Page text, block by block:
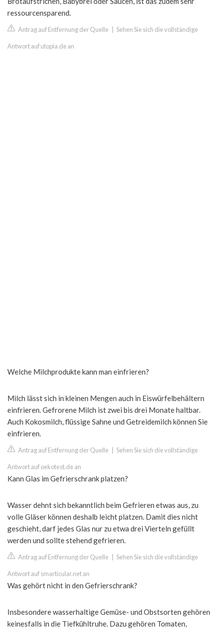
ressourcensparend.
Antrag auf Entfernung der Quelle Sehen Sie sich die vollständige
Antwort auf utopia.de an
Welche Milchprodukte kann man einfrieren?
Milch lässt sich in kleinen Mengen auch in Eiswürfelbehältern
einfrieren. Gefrorene Milch ist zwei bis drei Monate haltbar.
Auch Kokosmilch, flüssige Sahne und Getreidemilch können Sie
einfrieren.
Antrag auf Entfernung der Quelle Sehen Sie sich die vollständige
Antwort auf oekotest.de an
Kann Glas im Gefrierschrank platzen?
Wasser dehnt sich bekanntlich beim Gefrieren etwas aus, zu
volle Gläser können deshalb leicht platzen. Damit dies nicht
geschieht, darf jedes Glas nur zu etwa drei Vierteln gefüllt
werden und sollte stehend gefrieren.
Antrag auf Entfernung der Quelle Sehen Sie sich die vollständige
Antwort auf smarticular.net an
Was gehört nicht in den Gefrierschrank?
Insbesondere wasserhaltige Gemüse- und Obstsorten gehören
keinesfalls in die Tiefkühltruhe. Dazu gehören Tomaten,